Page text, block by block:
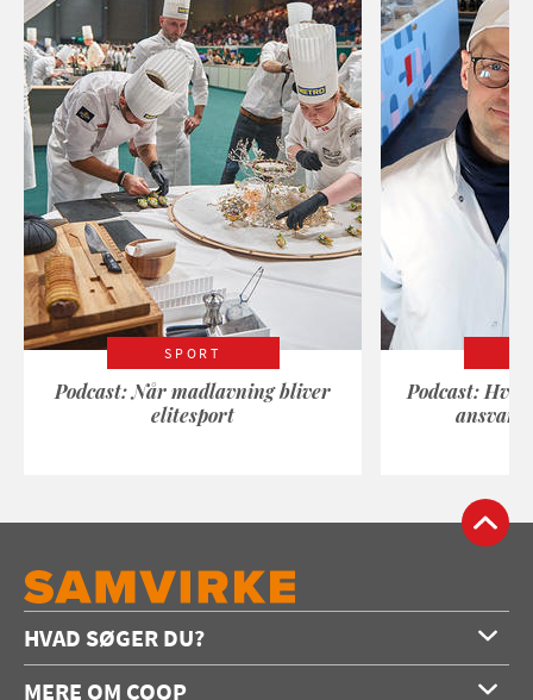
SPORT
Podcast: Når madlavning bliver
elitesport
Podcast:
HVAD SØGER DU?
Forside
MERE OM COOP